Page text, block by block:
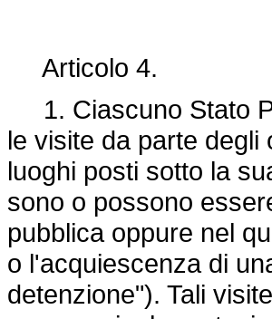
Articolo 4.
1. Ciascuno Stato
le visite da parte degli
luoghi posti sotto la
sono o possono
pubblica oppure nel
o l'acquiescenza di
detenzione"). Tali